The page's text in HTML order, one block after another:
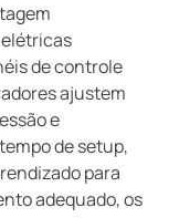
de controle
ajustem
e
de setup,
para
adequado, os